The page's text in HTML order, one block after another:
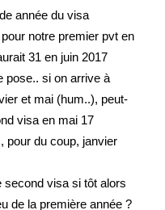
année du visa
notre premier pvt en
31 en juin 2017
pose.. si on arrive à
et mai (hum..), peut-
visa en mai 17
pour du coup, janvier
second visa si tôt alors
de la première année ?